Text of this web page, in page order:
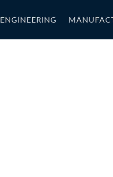
ENGINEERING